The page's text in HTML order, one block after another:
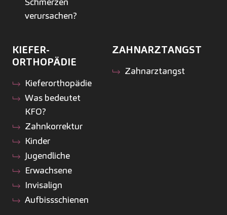
verursachen?
KIEFER­
ORTHOPÄDIE
Kiefer­orthopädie
Was bedeutet
KFO?
Zahnkorrektur
Kinder
Jugendliche
Erwachsene
Invisalign
Aufbissschienen
ZAHNARZTANGST
Zahnarztangst